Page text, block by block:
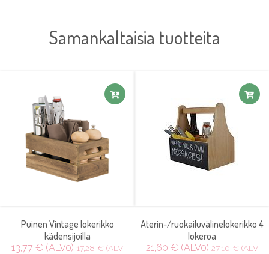
Samankaltaisia tuotteita
Puinen Vintage lokerikko
kädensijoilla
13,77 € (ALV0) 17,28 € (ALV
Aterin-/ruokailuvälinelokerikko 4
lokeroa
21,60 € (ALV0) 27,10 € (ALV